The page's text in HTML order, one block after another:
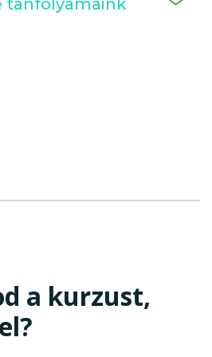
tanfolyamaink
a kurzust,